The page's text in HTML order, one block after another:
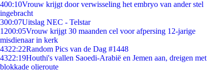
400:10Vrouw krijgt door verwisseling het embryo van ander stel
ingebracht
300:07Uitslag NEC - Telstar
1200:05Vrouw krijgt 30 maanden cel voor afpersing 12-jarige
misdienaar in kerk
4322:22Random Pics van de Dag #1448
4322:19Houthi's vallen Saoedi-Arabië en Jemen aan, dreigen met
blokkade olieroute